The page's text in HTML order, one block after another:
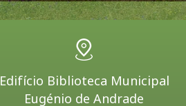
Edifício Biblioteca Municipal
Eugénio de Andrade